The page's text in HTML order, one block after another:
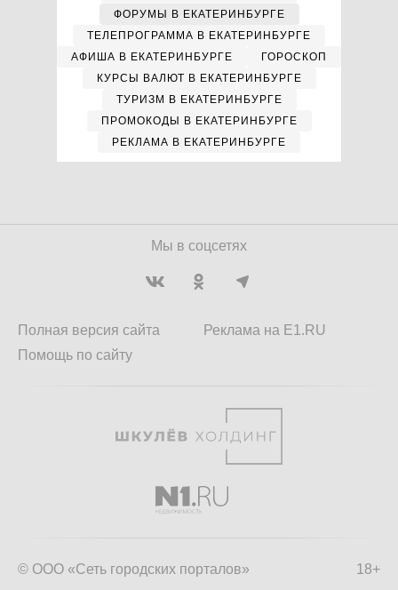
ФОРУМЫ В ЕКАТЕРИНБУРГЕ
ТЕЛЕПРОГРАММА В ЕКАТЕРИНБУРГЕ
АФИША В ЕКАТЕРИНБУРГЕ
ГОРОСКОП
КУРСЫ ВАЛЮТ В ЕКАТЕРИНБУРГЕ
ТУРИЗМ В ЕКАТЕРИНБУРГЕ
ПРОМОКОДЫ В ЕКАТЕРИНБУРГЕ
РЕКЛАМА В ЕКАТЕРИНБУРГЕ
Мы в соцсетях
Полная версия сайта
Помощь по сайту
Реклама на E1.RU
18+
© ООО «Сеть городских порталов»